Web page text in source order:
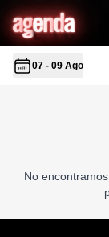
agenda
07 - 09 Ago
No